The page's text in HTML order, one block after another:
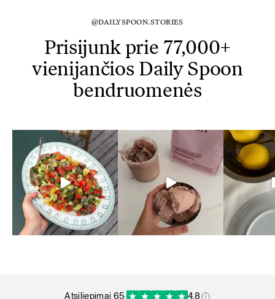
@DAILYSPOON.STORIES
Prisijunk prie 77,000+
vienijančios Daily Spoon
bendruomenės
atsiliepimai 65· 4.8